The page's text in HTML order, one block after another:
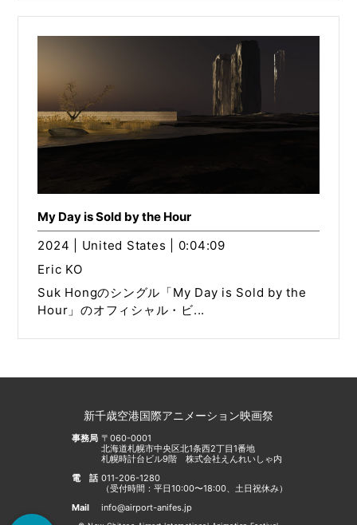
My Day is Sold by the Hour
2024 | United States | 0:04:09
Eric KO
Suk Hongのシングル「My Day is Sold by the
Hour」のオフィシャル・ビ...
新千歳空港国際アニメーション映画祭
事務局 〒060-0001
北海道札幌市中央区北1条西2丁目1番地
札幌時計台ビル9階 株式会社えんれいしゃ内
電話 011-206-1280
（受付時間：平日10:00〜18:00、土日祝休み）
Mail
info@airport-anifes.jp